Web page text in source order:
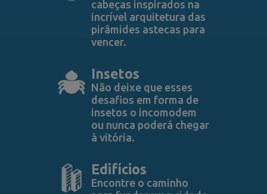
cabeças inspirados na
incrível arquitetura das
pirâmides astecas para
vencer.
Insetos
Não deixe que esses
desafios em forma de
insetos o incomodem
ou nunca poderá chegar
à vitória.
Edifícios
Encontre o caminho